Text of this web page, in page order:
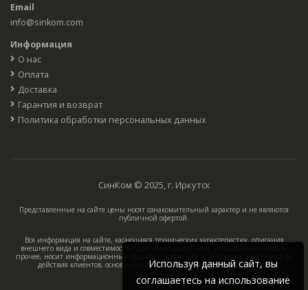
Используя данный сайт, вы
соглашаетесь на использование
Email
info@sinkom.com
Информация
О нас
Оплата
Доставка
Гарантия и возврат
Политика обработки персональных данных
СинКом © 2025, г. Иркутск
Представленные на сайте цены носят ознакомительный характер и не являются
публичной офертой.
Вся информация на сайте, касающаяся технических характеристик, описания
внешнего вида и совместимости с другими продуктами, изображение товара и
прочее, носит информационный характер, компания не несёт ответственности за
действия клиентов, основанные на приведённых в каталоге данных.